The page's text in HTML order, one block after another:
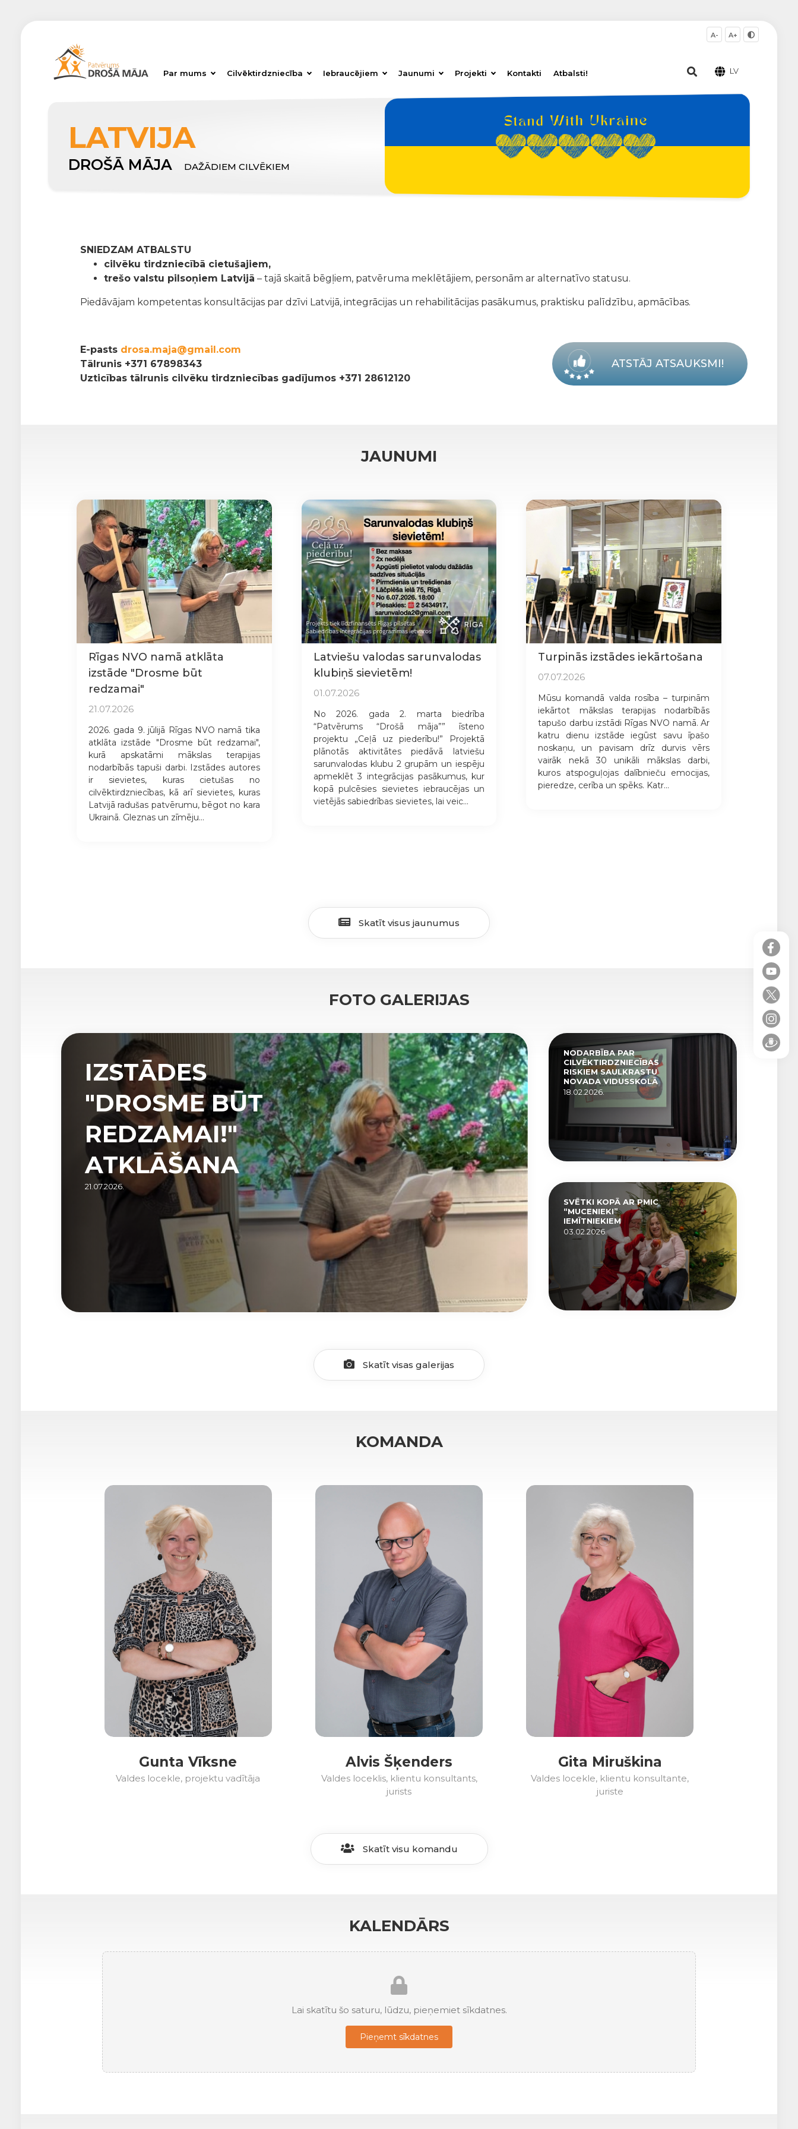
Par mums Cilvēktirdzniecība Iebraucējiem Jaunumi Projekti Kontakti Atbalsti!
A- A+
LV
LATVIJA
DROŠĀ MĀJA DAŽĀDIEM CILVĒKIEM
SNIEDZAM ATBALSTU
cilvēku tirdzniecībā cietušajiem,
trešo valstu pilsoņiem Latvijā – tajā skaitā bēgļiem, patvēruma meklētājiem, personām ar alternatīvo statusu.
Piedāvājam kompetentas konsultācijas par dzīvi Latvijā, integrācijas un rehabilitācijas pasākumus, praktisku palīdzību, apmācības.
E-pasts drosa.maja@gmail.com
Tālrunis +371 67898343
Uzticības tālrunis cilvēku tirdzniecības gadījumos +371 28612120
ATSTĀJ ATSAUKSMI!
JAUNUMI
Rīgas NVO namā atklāta
izstāde "Drosme būt
redzamai"
21.07.2026
2026. gada 9. jūlijā Rīgas NVO namā tika
atklāta izstāde "Drosme būt redzamai",
kurā apskatāmi mākslas terapijas
nodarbībās tapuši darbi. Izstādes autores
ir sievietes, kuras cietušas no
cilvēktirdzniecības, kā arī sievietes, kuras
Latvijā radušas patvērumu, bēgot no kara
Ukrainā. Gleznas un zīmēju...
Latviešu valodas sarunvalodas
klubiņš sievietēm!
01.07.2026
No 2026. gada 2. marta biedrība
“Patvērums “Drošā māja”” īsteno
projektu „Ceļā uz piederību!” Projektā
plānotās aktivitātes piedāvā latviešu
sarunvalodas klubu 2 grupām un iespēju
apmeklēt 3 integrācijas pasākumus, kur
kopā pulcēsies sievietes iebraucējas un
vietējās sabiedrības sievietes, lai veic...
Turpinās izstādes iekārtošana
07.07.2026
Mūsu komandā valda rosība – turpinām
iekārtot mākslas terapijas nodarbībās
tapušo darbu izstādi Rīgas NVO namā. Ar
katru dienu izstāde iegūst savu īpašo
noskaņu, un pavisam drīz durvis vērs
vairāk nekā 30 unikāli mākslas darbi,
kuros atspoguļojas dalībnieču emocijas,
pieredze, cerība un spēks. Katr...
Skatīt visus jaunumus
FOTO GALERIJAS
IZSTĀDES
"DROSME BŪT
REDZAMAI!"
ATKLĀŠANA
21.07.2026.
NODARBĪBA PAR
CILVĒKTIRDZNIECĪBAS
RISKIEM SAULKRASTU
NOVADA VIDUSSKOLĀ
18.02.2026.
SVĒTKI KOPĀ AR PMIC
“MUCENIEKI”
IEMĪTNIEKIEM
03.02.2026.
Skatīt visas galerijas
KOMANDA
Gunta Vīksne
Valdes locekle, projektu vadītāja
Alvis Šķenders
Valdes loceklis, klientu konsultants,
jurists
Gita Miruškina
Valdes locekle, klientu konsultante,
juriste
Skatīt visu komandu
KALENDĀRS
Lai skatītu šo saturu, lūdzu, pieņemiet sīkdatnes.
Pieņemt sīkdatnes